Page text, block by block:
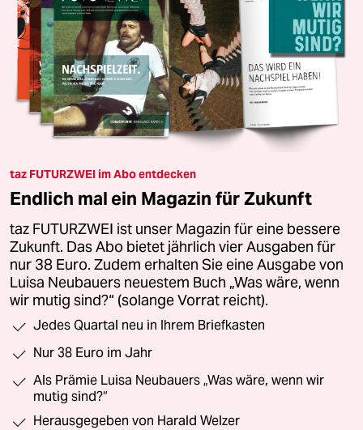
taz FUTURZWEI im Abo entdecken
Endlich mal ein Magazin für Zukunft
taz FUTURZWEI ist unser Magazin für eine bessere
Zukunft. Das Abo bietet jährlich vier Ausgaben für
nur 38 Euro. Zudem erhalten Sie eine Ausgabe von
Luisa Neubauers neuestem Buch „Was wäre, wenn
wir mutig sind?“ (solange Vorrat reicht).
Jedes Quartal neu in Ihrem Briefkasten
Nur 38 Euro im Jahr
Als Prämie Luisa Neubauers „Was wäre, wenn wir
mutig sind?“
Herausgegeben von Harald Welzer